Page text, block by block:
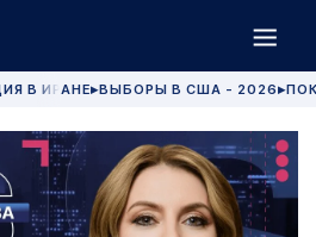
В ИРАНЕ▶ВЫБОРЫ В США - 2026 ▶